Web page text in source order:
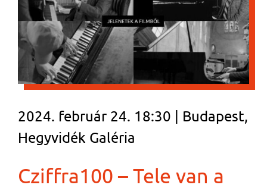
2024. február 24. 18:30 | Budapest,
Hegyvidék Galéria
Cziffra100 – Tele van a